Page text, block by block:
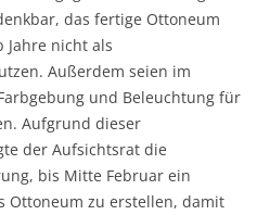
das fertige Ottoneum
nicht als
Außerdem seien im
und Beleuchtung für
Aufgrund dieser
der Aufsichtsrat die
bis Mitte Februar ein
Ottoneum zu erstellen, damit